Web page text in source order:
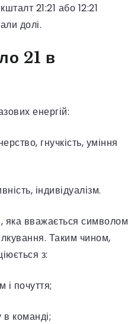
21:21 або 12:21
долі.
21 в
енергій:
гнучкість, уміння
індивідуалізм.
яка вважається символом
Таким чином,
з:
і почуття;
в команді;